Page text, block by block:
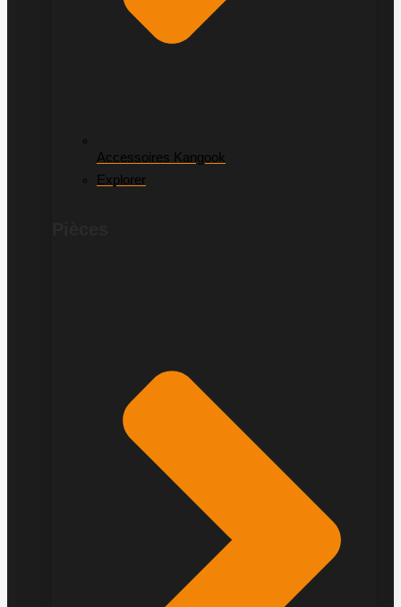
Accessoires Kangook
Explorer